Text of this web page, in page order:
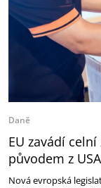
Daně
EU zavádí
původem z USA
Nová evropská